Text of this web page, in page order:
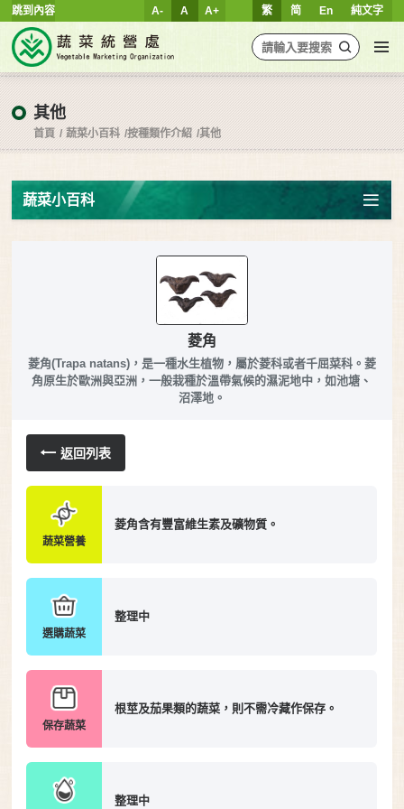
跳到內容 繁 简 En 純文字
A- A A+
其他
首頁 蔬菜小百科 按種類作介紹 其他
蔬菜小百科
菱角
菱角(Trapa natans)，是一種水生植物，屬於菱科或者千屈菜科。菱
角原生於歐洲與亞洲，一般栽種於溫帶氣候的濕泥地中，如池塘、
沼澤地。
返回列表
蔬菜營養
菱角含有豐富維生素及礦物質。
選購蔬菜
整理中
保存蔬菜
根莖及茄果類的蔬菜，則不需冷藏作保存。
整理中